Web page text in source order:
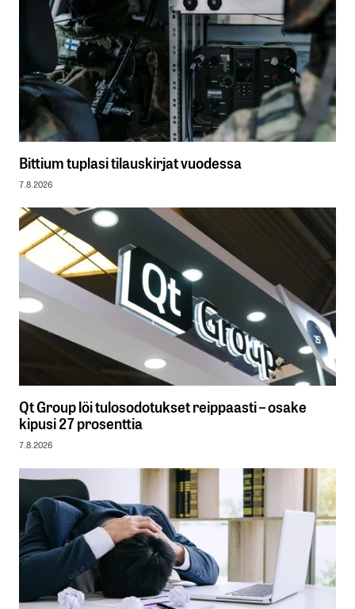
Bittium tuplasi tilauskirjat vuodessa
7.8.2026
Qt Group löi tulosodotukset reippaasti – osake
kipusi 27 prosenttia
7.8.2026